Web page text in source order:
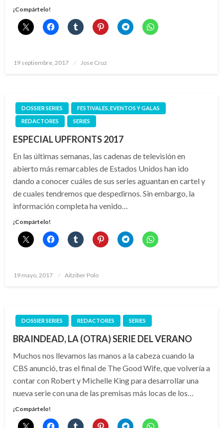
¡Compártelo!
Publicado
19 septiembre, 2017 Jose Cruz
DOSSIER SERIES
FESTIVALES, EVENTOS Y GALAS
REDACTORES
SERIES
ESPECIAL UPFRONTS 2017
En las últimas semanas, las cadenas de televisión en
abierto más remarcables de Estados Unidos han ido
dando a conocer cuáles de sus series aguantan en cartel y
de cuales tendremos que despedirnos. Sin embargo, la
información completa ha venido…
¡Compártelo!
Publicado
19 mayo, 2017 Aitziber Polo
DOSSIER SERIES REDACTORES SERIES
BRAINDEAD, LA (OTRA) SERIE DEL VERANO
Muchos nos llevamos las manos a la cabeza cuando la
CBS anunció, tras el final de The Good Wife, que volvería a
contar con Robert y Michelle King para desarrollar una
nueva serie con una de las premisas más locas de los…
¡Compártelo!